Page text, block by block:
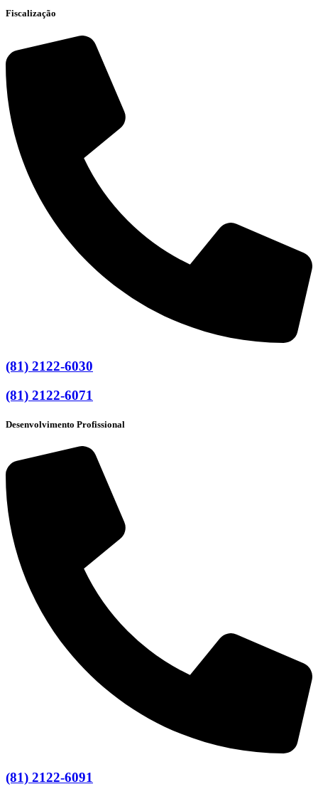
Fiscalização
(81) 2122-6030
(81) 2122-6071
Desenvolvimento Profissional
(81) 2122-6091